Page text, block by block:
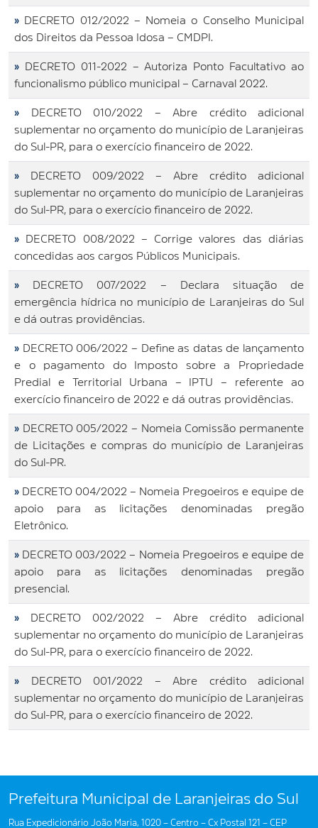
» DECRETO 012/2022 – Nomeia o Conselho Municipal
dos Direitos da Pessoa Idosa – CMDPI.
»
DECRETO 011-2022 – Autoriza Ponto Facultativo ao
funcionalismo público municipal – Carnaval 2022.
»
DECRETO 010/2022 – Abre crédito adicional
suplementar no orçamento do município de Laranjeiras
do Sul-PR, para o exercício financeiro de 2022.
»
DECRETO 009/2022 – Abre crédito adicional
suplementar no orçamento do município de Laranjeiras
do Sul-PR, para o exercício financeiro de 2022.
»
DECRETO 008/2022 – Corrige valores das diárias
concedidas aos cargos Públicos Municipais.
»
DECRETO 007/2022 – Declara situação de
emergência hídrica no município de Laranjeiras do Sul
e dá outras providências.
» DECRETO 006/2022 – Define as datas de lançamento
e o pagamento do Imposto sobre a Propriedade
Predial e Territorial Urbana – IPTU – referente ao
exercício financeiro de 2022 e dá outras providências.
» DECRETO 005/2022 – Nomeia Comissão permanente
de Licitações e compras do município de Laranjeiras
do Sul-PR.
» DECRETO 004/2022 – Nomeia Pregoeiros e equipe de
apoio para as licitações denominadas pregão
Eletrônico.
» DECRETO 003/2022 – Nomeia Pregoeiros e equipe de
apoio para as licitações denominadas pregão
presencial.
»
DECRETO 002/2022 – Abre crédito adicional
suplementar no orçamento do município de Laranjeiras
do Sul-PR, para o exercício financeiro de 2022.
»
DECRETO 001/2022 – Abre crédito adicional
suplementar no orçamento do município de Laranjeiras
do Sul-PR, para o exercício financeiro de 2022.
Prefeitura Municipal de Laranjeiras do Sul
Rua Expedicionário João Maria, 1020 – Centro – Cx Postal 121 – CEP